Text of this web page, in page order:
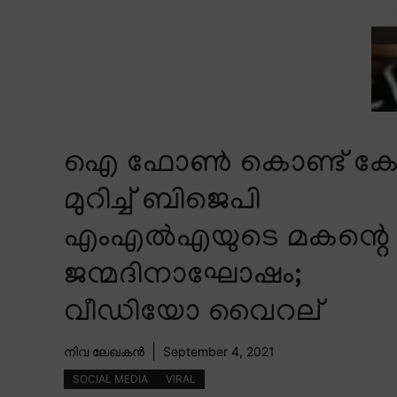
ഐ ഫോൺ കൊണ്ട്
മുറിച്ച് ബിജെപി
എംഎൽഎയുടെ മകന്റെ
ജന്മദിനാഘോഷം;
വീഡിയോ വൈറല്
നിവ ലേഖകൻ September 4, 2021
SOCIAL MEDIA VIRAL